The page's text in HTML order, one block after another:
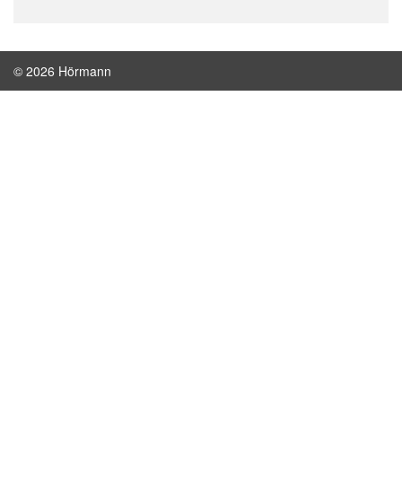
© 2026 Hörmann